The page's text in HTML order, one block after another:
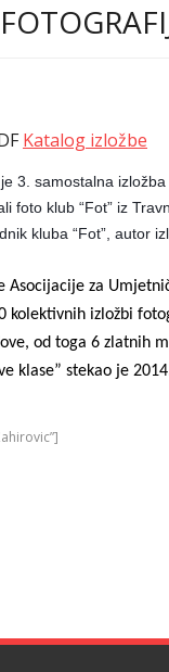
Katalog izložbe
3. samostalna
foto klub “Fot” iz
kluba “Fot”, autor
za
kolektivnih izložbi
od toga 6 zlatnih
klase” stekao je